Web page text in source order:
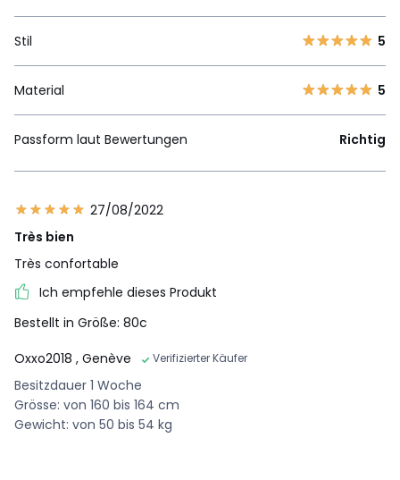
Stil 5
Material 5
Passform laut Bewertungen Richtig
27/08/2022
Très bien
Très confortable
Ich empfehle dieses Produkt
Bestellt in Größe: 80c
Oxxo2018 , Genève Verifizierter Käufer
Besitzdauer 1 Woche
Grösse: von 160 bis 164 cm
Gewicht: von 50 bis 54 kg